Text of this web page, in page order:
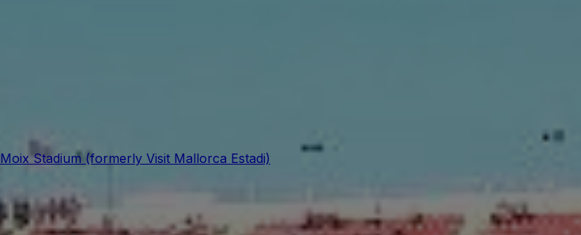
Stadium (formerly Visit Mallorca Estadi)